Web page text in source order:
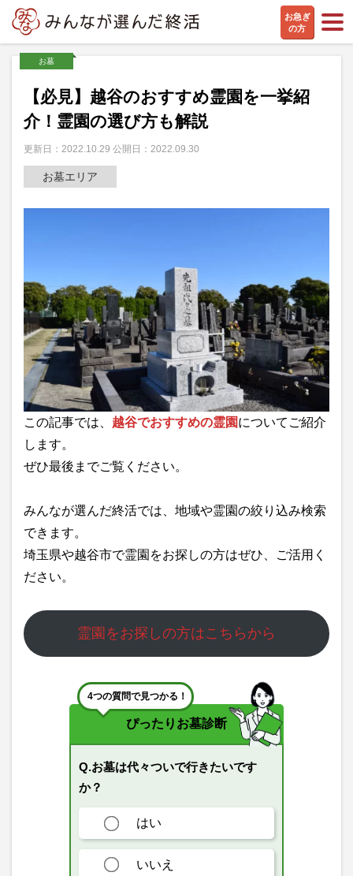
お急ぎ
の方
お墓
【必見】越谷のおすすめ霊園を一挙紹
介！霊園の選び方も解説
更新日：2022.10.29 公開日：2022.09.30
お墓エリア
この記事では、 越谷でおすすめの霊園についてご紹介
します。
ぜひ最後までご覧ください。
みんなが選んだ終活では、地域や霊園の絞り込み検索
できます。
埼玉県や越谷市で霊園をお探しの方はぜひ、ご活用く
ださい。
霊園をお探しの方はこちらから
4つの質問で見つかる！
ぴったりお墓診断
Q.お墓は代々ついで行きたいです
か？
はい
いいえ